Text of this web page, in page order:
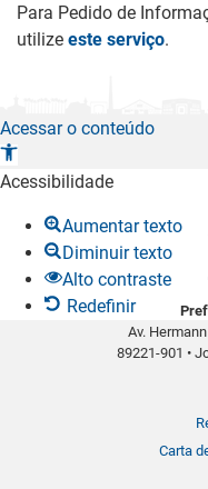
Para Pedido de
utilize este serviço.
Av.
89221-901 •
Carta
Acessar o conteúdo
A
b
Acessibilidade
Aumentar texto
Diminuir texto
Alto contraste
Redefinir